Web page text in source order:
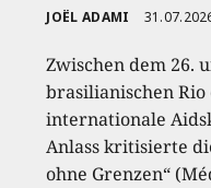
JOËL ADAMI
Zwischen dem 26.
brasilianischen Rio
internationale
Anlass kritisierte
ohne Grenzen“